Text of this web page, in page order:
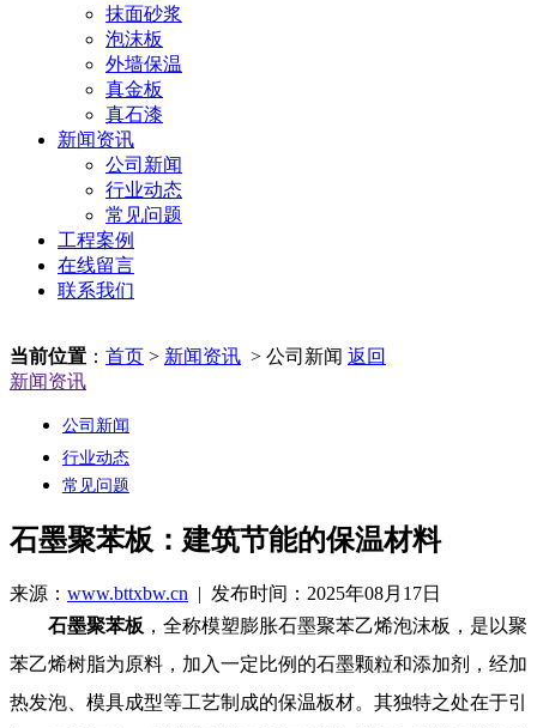
抹面砂浆
泡沫板
外墙保温
真金板
真石漆
新闻资讯
公司新闻
行业动态
常见问题
工程案例
在线留言
联系我们
当前位置 ： 首页 > 新闻资讯 > 公司新闻 返回
新闻资讯
公司新闻
行业动态
常见问题
石墨聚苯板：建筑节能的保温材料
来源： www.bttxbw.cn | 发布时间：2025年08月17日
石墨聚苯板 ，全称模塑膨胀石墨聚苯乙烯泡沫板，是以聚
苯乙烯树脂为原料，加入一定比例的石墨颗粒和添加剂，经加
热发泡、模具成型等工艺制成的保温板材。其独特之处在于引